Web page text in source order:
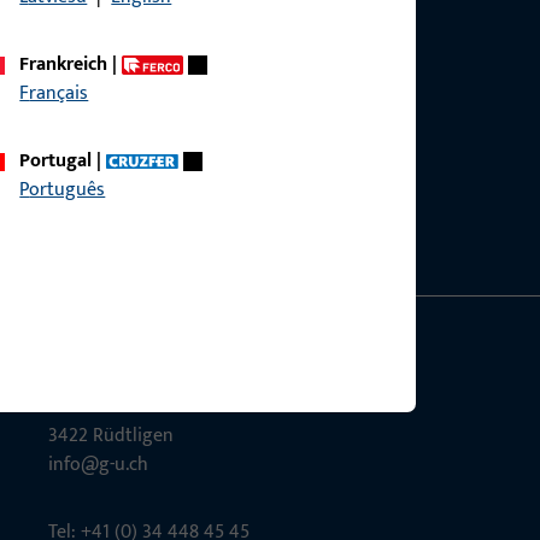
Frankreich|
Français
Portugal|
Português
Indu­s­triestr. 12
3422 Rüdt­ligen
info@g-u.ch
Tel: +41 (0) 34 448 45 45